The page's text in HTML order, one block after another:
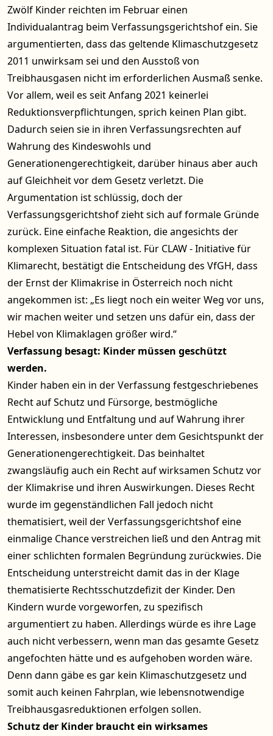
Zwölf Kinder reichten im Februar einen
Individualantrag beim Verfassungsgerichtshof ein. Sie
argumentierten, dass das geltende Klimaschutzgesetz
2011 unwirksam sei und den Ausstoß von
Treibhausgasen nicht im erforderlichen Ausmaß senke.
Vor allem, weil es seit Anfang 2021 keinerlei
Reduktionsverpflichtungen, sprich keinen Plan gibt.
Dadurch seien sie in ihren Verfassungsrechten auf
Wahrung des Kindeswohls und
Generationengerechtigkeit, darüber hinaus aber auch
auf Gleichheit vor dem Gesetz verletzt. Die
Argumentation ist schlüssig, doch der
Verfassungsgerichtshof zieht sich auf formale Gründe
zurück. Eine einfache Reaktion, die angesichts der
komplexen Situation fatal ist. Für CLAW - Initiative für
Klimarecht, bestätigt die Entscheidung des VfGH, dass
der Ernst der Klimakrise in Österreich noch nicht
angekommen ist: „Es liegt noch ein weiter Weg vor uns,
wir machen weiter und setzen uns dafür ein, dass der
Hebel von Klimaklagen größer wird.“
Verfassung besagt: Kinder müssen geschützt
werden.
Kinder haben ein in der Verfassung festgeschriebenes
Recht auf Schutz und Fürsorge, bestmögliche
Entwicklung und Entfaltung und auf Wahrung ihrer
Interessen, insbesondere unter dem Gesichtspunkt der
Generationengerechtigkeit. Das beinhaltet
zwangsläufig auch ein Recht auf wirksamen Schutz vor
der Klimakrise und ihren Auswirkungen. Dieses Recht
wurde im gegenständlichen Fall jedoch nicht
thematisiert, weil der Verfassungsgerichtshof eine
einmalige Chance verstreichen ließ und den Antrag mit
einer schlichten formalen Begründung zurückwies. Die
Entscheidung unterstreicht damit das in der Klage
thematisierte Rechtsschutzdefizit der Kinder. Den
Kindern wurde vorgeworfen, zu spezifisch
argumentiert zu haben. Allerdings würde es ihre Lage
auch nicht verbessern, wenn man das gesamte Gesetz
angefochten hätte und es aufgehoben worden wäre.
Denn dann gäbe es gar kein Klimaschutzgesetz und
somit auch keinen Fahrplan, wie lebensnotwendige
Treibhausgasreduktionen erfolgen sollen.
Schutz der Kinder braucht ein wirksames